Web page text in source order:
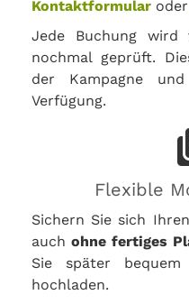
Kontaktformular oder
Jede Buchung wird
nochmal geprüft.
der Kampagne
Verfügung.
Flexible
Sichern Sie sich
auch ohne fertiges
Sie später
hochladen.